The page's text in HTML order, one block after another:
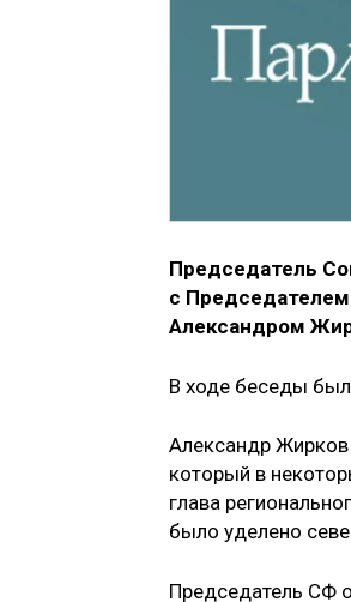
Председатель
с Председателем
Александром
В ходе беседы
Александр Жирков
который в
глава
было уделено
Председатель СФ